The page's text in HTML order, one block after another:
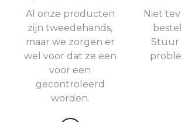
Al onze producten
zijn tweedehands,
maar we zorgen er
wel voor dat ze een
voor een
gecontroleerd
worden.
Niet
Stuur